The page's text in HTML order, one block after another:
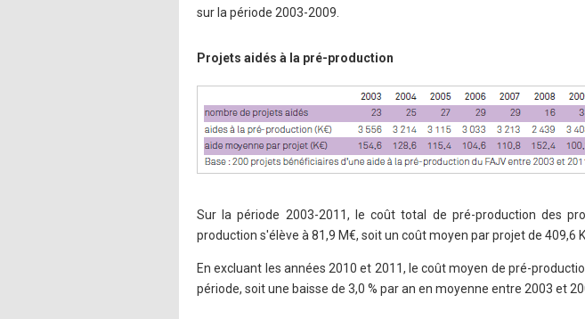
sur la période 2003-2009.
Projets aidés à la pré-production
Sur la période 2003-2011, le coût total de pré-production des
production s'élève à 81,9 M€, soit un coût moyen par projet de 409,6
En excluant les années 2010 et 2011, le coût moyen de pré-
période, soit une baisse de 3,0 % par an en moyenne entre 2003 et